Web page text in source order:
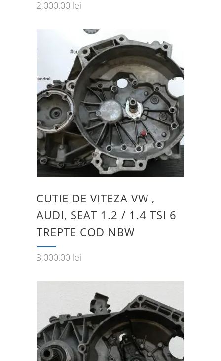
2,000.00 lei
CUTIE DE VITEZA VW ,
AUDI, SEAT 1.2 / 1.4 TSI 6
TREPTE COD NBW
3,000.00 lei